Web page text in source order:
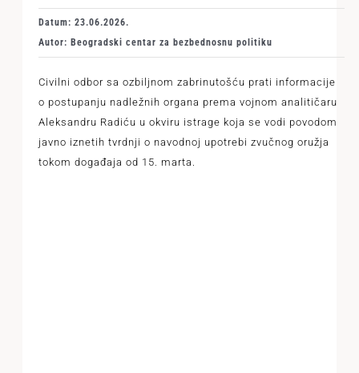
Datum: 23.06.2026.
Autor: Beogradski centar za bezbednosnu politiku
Civilni odbor sa ozbiljnom zabrinutošću prati informacije
o postupanju nadležnih organa prema vojnom analitičaru
Aleksandru Radiću u okviru istrage koja se vodi povodom
javno iznetih tvrdnji o navodnoj upotrebi zvučnog oružja
tokom događaja od 15. marta.